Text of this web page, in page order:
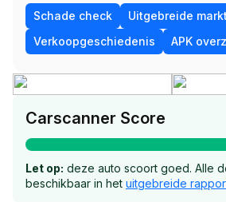
Schade check
Uitgebreide
Verkoopgeschiedenis
APK
Carscanner Score
Let op: deze auto scoort goed. Alle
beschikbaar in het uitgebreide